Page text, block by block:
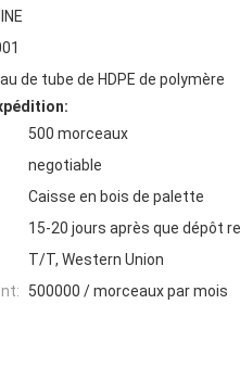
de tube de HDPE de polymère
500 morceaux
negotiable
Caisse en bois de palette
15-20 jours après que dépôt
T/T, Western Union
500000 / morceaux par mois